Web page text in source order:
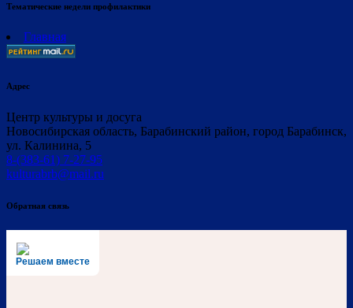
Тематические недели профилактики
Главная
Адрес
Центр культуры и досуга
Новосибирская область, Барабинский район, город Барабинск,
ул. Калинина, 5
8-(383-61) 7-27-95
kulturabrb@mail.ru
Обратная связь
Решаем вместе